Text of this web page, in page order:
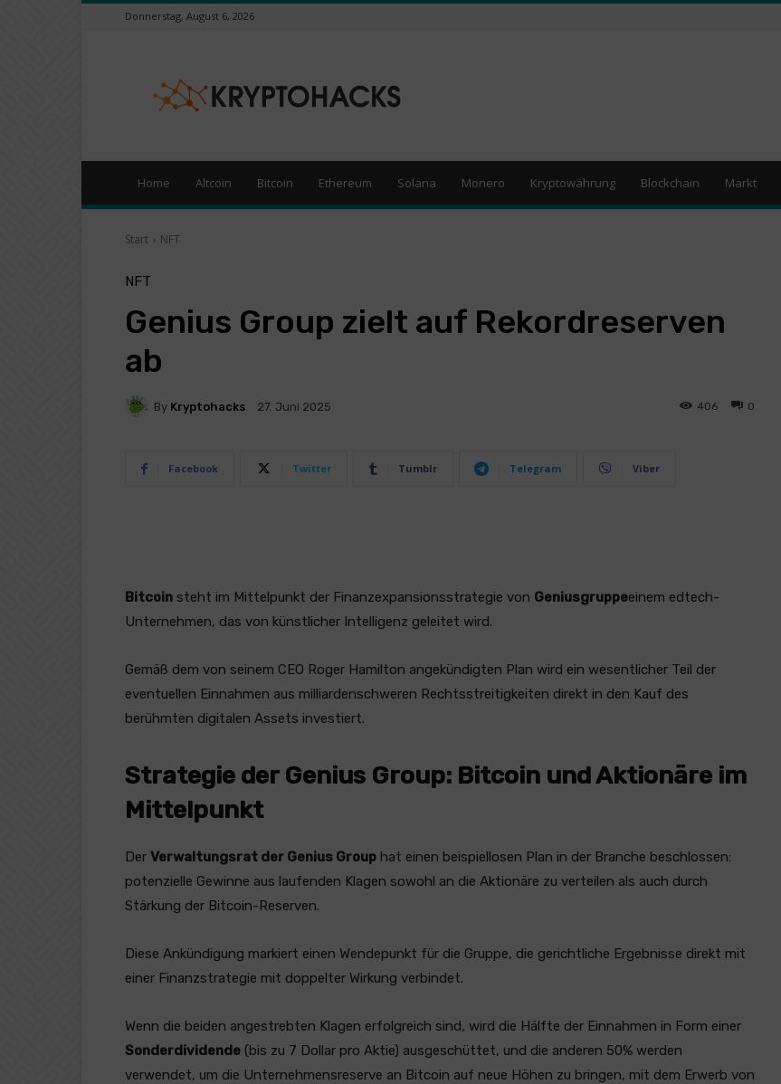
Donnerstag, August 6, 2026
–
Kryptowährungen
News
Portal
Home Altcoin Bitcoin Ethereum Solana Monero Kryptowährung Blockchain Markt
Start NFT
NFT
Genius Group zielt auf Rekordreserven
ab
By Kryptohacks 27. Juni 2025 0
406
Facebook Twitter Tumblr Telegram Viber
Bitcoin steht im Mittelpunkt der Finanzexpansionsstrategie von Geniusgruppeeinem edtech-
Unternehmen, das von künstlicher Intelligenz geleitet wird.
Gemäß dem von seinem CEO Roger Hamilton angekündigten Plan wird ein wesentlicher Teil der
eventuellen Einnahmen aus milliardenschweren Rechtsstreitigkeiten direkt in den Kauf des
berühmten digitalen Assets investiert.
Strategie der Genius Group: Bitcoin und Aktionäre im
Mittelpunkt
Der Verwaltungsrat der Genius Group hat einen beispiellosen Plan in der Branche beschlossen:
potenzielle Gewinne aus laufenden Klagen sowohl an die Aktionäre zu verteilen als auch durch
Stärkung der Bitcoin-Reserven.
Diese Ankündigung markiert einen Wendepunkt für die Gruppe, die gerichtliche Ergebnisse direkt mit
einer Finanzstrategie mit doppelter Wirkung verbindet.
Wenn die beiden angestrebten Klagen erfolgreich sind, wird die Hälfte der Einnahmen in Form einer
Sonderdividende (bis zu 7 Dollar pro Aktie) ausgeschüttet, und die anderen 50% werden
verwendet, um die Unternehmensreserve an Bitcoin auf neue Höhen zu bringen, mit dem Erwerb von